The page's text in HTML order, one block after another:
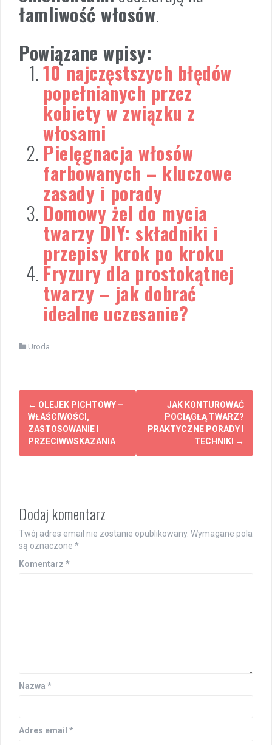
łamliwość włosów.
Powiązane wpisy:
10 najczęstszych błędów
popełnianych przez
kobiety w związku z
włosami
Pielęgnacja włosów
farbowanych – kluczowe
zasady i porady
Domowy żel do mycia
twarzy DIY: składniki i
przepisy krok po kroku
Fryzury dla prostokątnej
twarzy – jak dobrać
idealne uczesanie?
Uroda
Post
navigation
← OLEJEK PICHTOWY –
WŁAŚCIWOŚCI,
ZASTOSOWANIE I
PRZECIWWSKAZANIA
JAK KONTUROWAĆ
POCIĄGŁĄ TWARZ?
PRAKTYCZNE PORADY I
TECHNIKI →
Dodaj komentarz
Twój adres email nie zostanie opublikowany. Wymagane pola
są oznaczone *
Komentarz *
Nazwa *
Adres email *